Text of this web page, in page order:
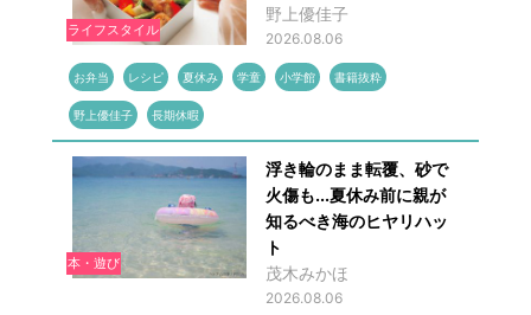
ライフスタイル
野上優佳子
2026.08.06
お弁当 レシピ 夏休み 学童 小学館 書籍抜粋
野上優佳子 長期休暇
本・遊び
浮き輪のまま転覆、砂で
火傷も...夏休み前に親が
知るべき海のヒヤリハッ
ト
茂木みかほ
2026.08.06